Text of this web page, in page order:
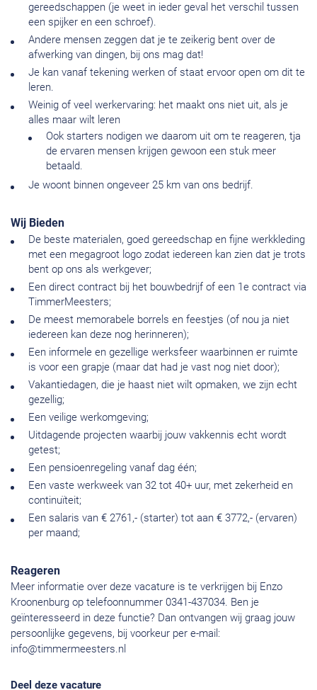
gereedschappen (je weet in ieder geval het verschil tussen
een spijker en een schroef).
Andere mensen zeggen dat je te zeikerig bent over de
afwerking van dingen, bij ons mag dat!
Je kan vanaf tekening werken of staat ervoor open om dit te
leren.
Weinig of veel werkervaring: het maakt ons niet uit, als je
alles maar wilt leren
Ook starters nodigen we daarom uit om te reageren, tja
de ervaren mensen krijgen gewoon een stuk meer
betaald.
Je woont binnen ongeveer 25 km van ons bedrijf.
Wij Bieden
De beste materialen, goed gereedschap en fijne werkkleding
met een megagroot logo zodat iedereen kan zien dat je trots
bent op ons als werkgever;
Een direct contract bij het bouwbedrijf of een 1e contract via
TimmerMeesters;
De meest memorabele borrels en feestjes (of nou ja niet
iedereen kan deze nog herinneren);
Een informele en gezellige werksfeer waarbinnen er ruimte
is voor een grapje (maar dat had je vast nog niet door);
Vakantiedagen, die je haast niet wilt opmaken, we zijn echt
gezellig;
Een veilige werkomgeving;
Uitdagende projecten waarbij jouw vakkennis echt wordt
getest;
Een pensioenregeling vanaf dag één;
Een vaste werkweek van 32 tot 40+ uur, met zekerheid en
continuïteit;
Een salaris van € 2761,- (starter) tot aan € 3772,- (ervaren)
per maand;
Reageren
Meer informatie over deze vacature is te verkrijgen bij Enzo
Kroonenburg op telefoonnummer 0341-437034. Ben je
geïnteresseerd in deze functie? Dan ontvangen wij graag jouw
persoonlijke gegevens, bij voorkeur per e-mail:
info@timmermeesters.nl
Deel deze vacature